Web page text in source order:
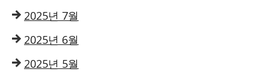
2025년 7월
2025년 6월
2025년 5월